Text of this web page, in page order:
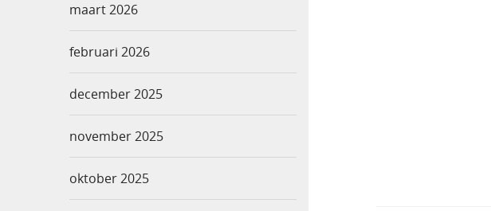
maart 2026
februari 2026
december 2025
november 2025
oktober 2025